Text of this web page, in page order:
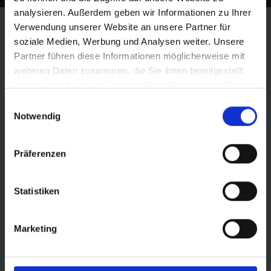
analysieren. Außerdem geben wir Informationen zu Ihrer
Verwendung unserer Website an unsere Partner für
soziale Medien, Werbung und Analysen weiter. Unsere
Partner führen diese Informationen möglicherweise mit
weiteren Daten zusammen, die Sie ihnen bereitgestellt
Notwendig
Präferenzen
Statistiken
Marketing